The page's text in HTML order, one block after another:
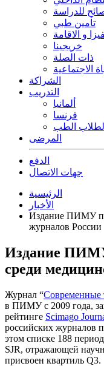
للدراسة
تأمين طبي
و الاقامة
خريجينا
ذات الصلة
الاجتماعية
الشراكة
التدريب
ألمانيا
فرنسا
لطلاب الطب
المرضى
الدفع
جهات الاتصال
الرئيسية
الأخبار
Издание ПИМУ
журналов России
Издание
среди
Журнал “Современные
в ПИМУ с 2009 года,
рейтинге Scimago
российских журналов
этом списке 188
SJR, отражающей
присвоен квартиль Q3.